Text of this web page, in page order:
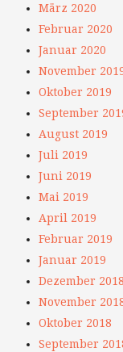
März 2020
Februar 2020
Januar 2020
November
Oktober 2019
September
August 2019
Juli 2019
Juni 2019
Mai 2019
April 2019
Februar 2019
Januar 2019
Dezember 2018
November
Oktober 2018
September